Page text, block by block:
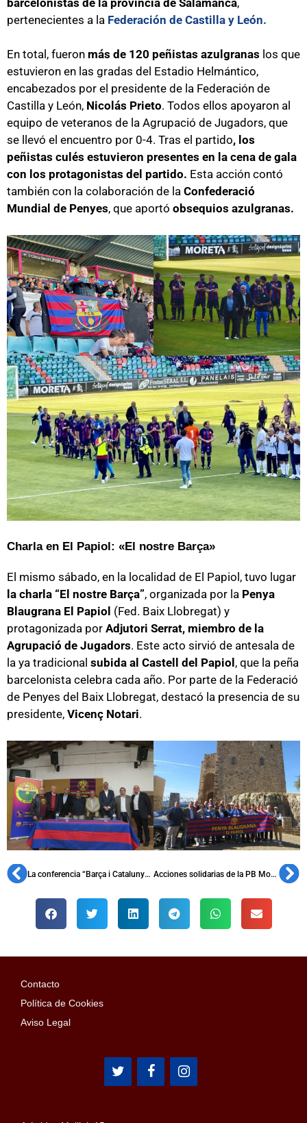
pertenecientes a la Federación de Castilla y León.
En total, fueron más de 120 peñistas azulgranas los que
estuvieron en las gradas del Estadio Helmántico,
encabezados por el presidente de la Federación de
Castilla y León, Nicolás Prieto. Todos ellos apoyaron al
equipo de veteranos de la Agrupació de Jugadors, que
se llevó el encuentro por 0-4. Tras el partido, los
peñistas culés estuvieron presentes en la cena de gala
con los protagonistas del partido. Esta acción contó
también con la colaboración de la Confederació
Mundial de Penyes, que aportó obsequios azulgranas.
Charla en El Papiol: «El nostre Barça»
El mismo sábado, en la localidad de El Papiol, tuvo lugar
la charla “El nostre Barça”, organizada por la Penya
Blaugrana El Papiol (Fed. Baix Llobregat) y
protagonizada por Adjutori Serrat, miembro de la
Agrupació de Jugadors. Este acto sirvió de antesala de
la ya tradicional subida al Castell del Papiol , que la peña
barcelonista celebra cada año. Por parte de la Federació
de Penyes del Baix Llobregat, destacó la presencia de su
presidente, Vicenç Notari.
La conferencia “Barça i Catalunya” llega a los adolescentes Acciones solidarias de la PB Monells, la PB Sant Cugat y la PB Thessaloniki
Contacto
Política de Cookies
Aviso Legal